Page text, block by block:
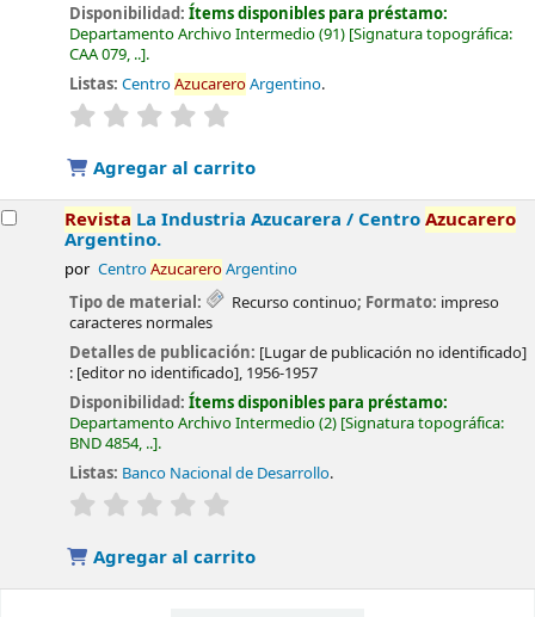
Disponibilidad:Ítems disponibles para préstamo:
Departamento Archivo Intermedio(91) Signatura topográfica:
CAA 079, .. .
Listas: CentroAzucareroArgentino.
valoración
Agregar al carrito
Revista La Industria Azucarera / CentroAzucarero
Argentino.
por CentroAzucareroArgentino
Tipo de material: Recurso continuo; Formato: impreso
caracteres normales
Detalles de publicación: [Lugar de publicación no identificado]
: [editor no identificado], 1956-1957
Disponibilidad:Ítems disponibles para préstamo:
Departamento Archivo Intermedio(2) Signatura topográfica:
BND 4854, .. .
Listas: Banco Nacional de Desarrollo.
valoración
Agregar al carrito